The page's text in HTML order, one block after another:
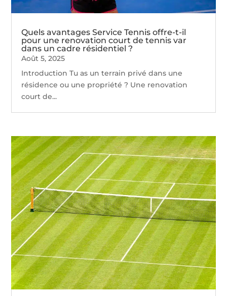
Quels avantages Service Tennis offre-t-il
pour une renovation court de tennis var
dans un cadre résidentiel ?
Août 5, 2025
Introduction Tu as un terrain privé dans une
résidence ou une propriété ? Une renovation
court de...